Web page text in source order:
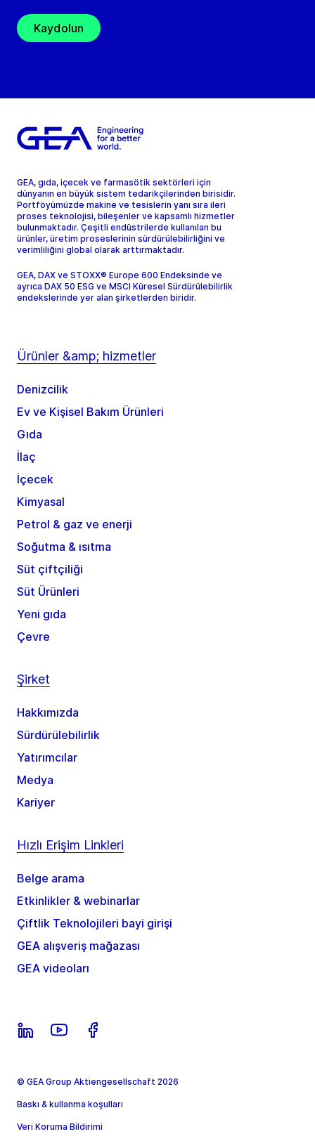
Kaydolun
GEA, gıda, içecek ve farmasötik sektörleri için
dünyanın en büyük sistem tedarikçilerinden birisidir.
Portföyümüzde makine ve tesislerin yanı sıra ileri
proses teknolojisi, bileşenler ve kapsamlı hizmetler
bulunmaktadır. Çeşitli endüstrilerde kullanılan bu
ürünler, üretim proseslerinin sürdürülebilirliğini ve
verimliliğini global olarak arttırmaktadır.
GEA, DAX ve STOXX® Europe 600 Endeksinde ve
ayrıca DAX 50 ESG ve MSCI Küresel Sürdürülebilirlik
endekslerinde yer alan şirketlerden biridir.
Ürünler &amp; hizmetler
Denizcilik
Ev ve Kişisel Bakım Ürünleri
Gıda
İlaç
İçecek
Kimyasal
Petrol & gaz ve enerji
Soğutma & ısıtma
Süt çiftçiliği
Süt Ürünleri
Yeni gıda
Çevre
Şirket
Hakkımızda
Sürdürülebilirlik
Yatırımcılar
Medya
Kariyer
Hızlı Erişim Linkleri
Belge arama
Etkinlikler & webinarlar
Çiftlik Teknolojileri bayi girişi
GEA alışveriş mağazası
GEA videoları
© GEA Group Aktiengesellschaft 2026
Baskı & kullanma koşulları
Veri Koruma Bildirimi